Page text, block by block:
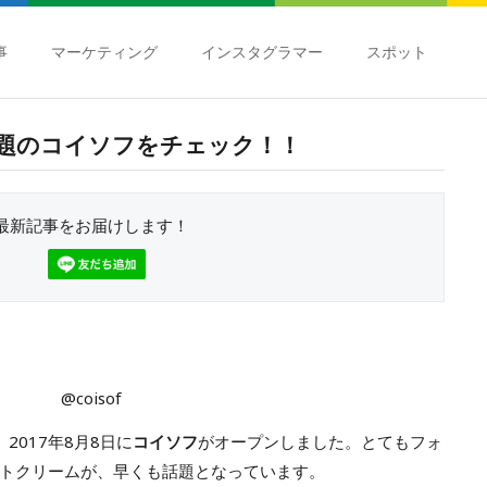
マーケティング インスタグラマー スポット
のコイソフをチェック！！
新記事をお届けします！
@coisof
2017年8月8日にコイソフがオープンしました。とてもフォ
クリームが、早くも話題となっています。